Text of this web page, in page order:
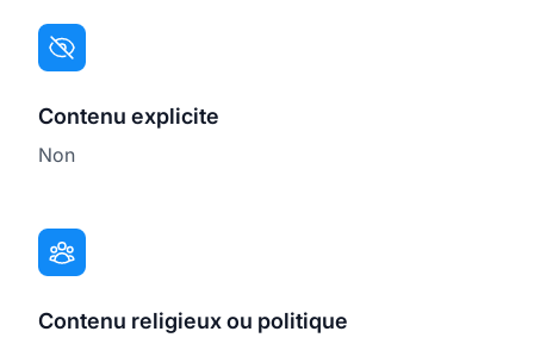
Contenu explicite
Non
Contenu religieux ou politique